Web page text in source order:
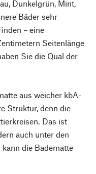
Dunkelgrün, Mint,
Bäder sehr
– eine
Seitenlänge
Sie die Qual der
aus weicher kbA-
Struktur, denn die
Das ist
auch unter den
die Badematte